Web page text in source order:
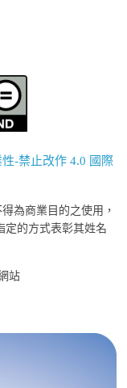
-禁止改作 4.0 國際
為商業目的之使用，
定的方式表彰其姓名
站